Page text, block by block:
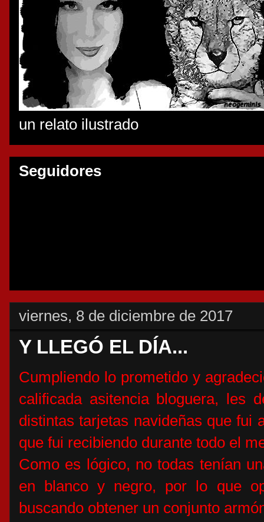
un relato ilustrado
Seguidores
viernes, 8 de diciembre de 2017
Y LLEGÓ EL DÍA...
Cumpliendo lo prometido y
calificada asitencia bloguera, les
distintas tarjetas navideñas que fui
que fui recibiendo durante todo el
Como es lógico, no todas tenían
en blanco y negro, por lo que
buscando obtener un conjunto